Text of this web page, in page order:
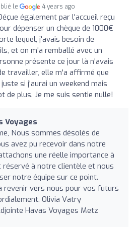
le 4 years ago
également par l'accueil reçu
dépenser un chèque de 1000€
lequel, j'avais besoin de
et on m'a remballé avec un
présente ce jour là n'avais
travailler, elle m'a affirmé que
si j'aurai un weekend mais
de plus. Je me suis sentie nulle!
Voyages
Nous sommes désolés de
avez pu recevoir dans notre
une réelle importance à
réservé à notre clientèle et nous
notre équipe sur ce point.
revenir vers nous pour vos futurs
Olivia Vatry
Havas Voyages Metz